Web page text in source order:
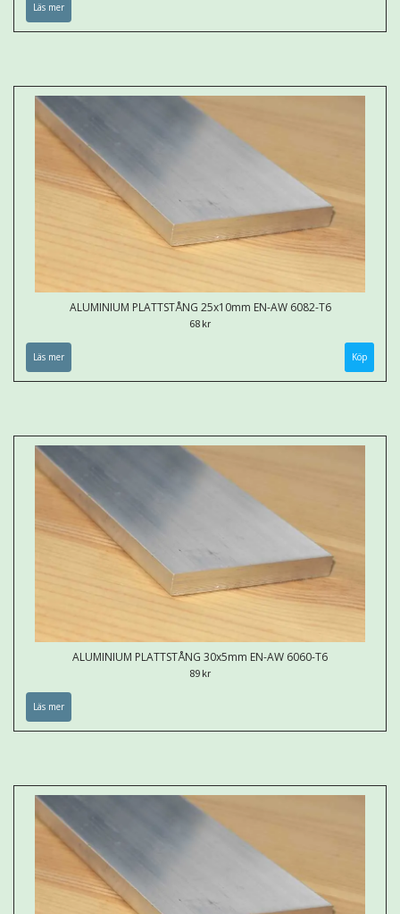
Läs mer
ALUMINIUM PLATTSTÅNG 25x10mm EN-AW 6082-T6
68 kr
Läs mer Köp
ALUMINIUM PLATTSTÅNG 30x5mm EN-AW 6060-T6
89 kr
Läs mer